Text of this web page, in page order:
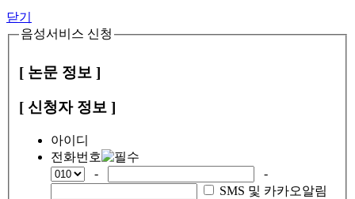
닫기
음성서비스 신청
[ 논문 정보 ]
[ 신청자 정보 ]
아이디
전화번호
-
-
SMS 및 카카오알림